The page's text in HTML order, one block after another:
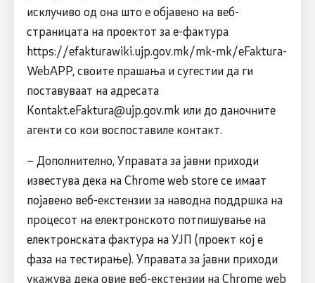
исклучиво од она што е објавено на веб-
страницата на проектот за е-фактура
https://efakturawiki.ujp.gov.mk/mk-mk/eFaktura-
WebAPP, своите прашања и сугестии да ги
поставуваат на адресата
Kontakt.eFaktura@ujp.gov.mk или до даночните
агенти со кои воспоставиле контакт.
– Дополнително, Управата за јавни приходи
известува дека на Chrome web store се имаат
појавено веб-екстензии за наводна поддршка на
процесот на електронското потпишување на
електронската фактура на УЈП (проект кој е
фаза на тестирање). Управата за јавни приходи
укажува дека овие веб-екстензии на Chrome web